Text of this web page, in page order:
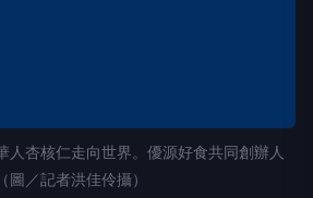
人杏核仁走向世界。優源好食共同創辦人
／記者洪佳伶攝）